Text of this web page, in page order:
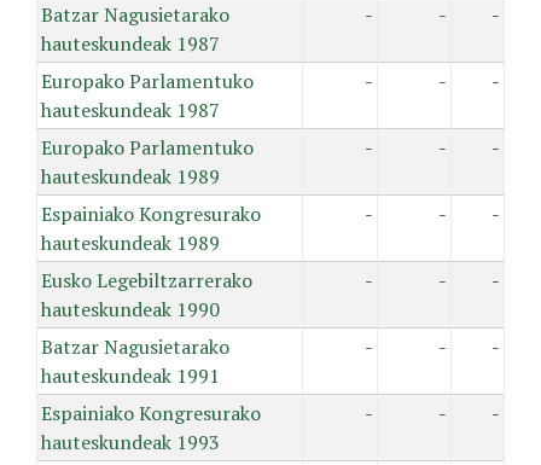
Batzar Nagusietarako
hauteskundeak 1987
- - -
Europako Parlamentuko
hauteskundeak 1987
- - -
Europako Parlamentuko
hauteskundeak 1989
- - -
Espainiako Kongresurako
hauteskundeak 1989
- - -
Eusko Legebiltzarrerako
hauteskundeak 1990
- - -
Batzar Nagusietarako
hauteskundeak 1991
- - -
Espainiako Kongresurako
hauteskundeak 1993
- - -